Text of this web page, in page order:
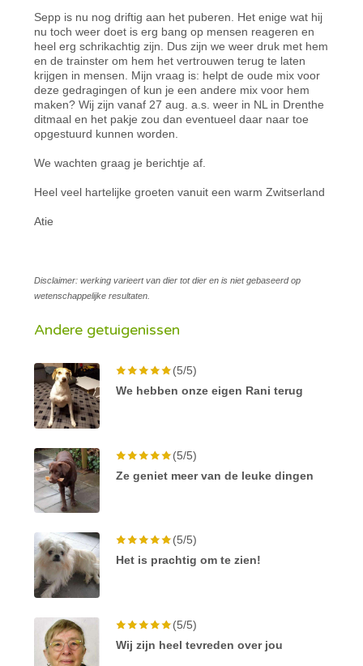
Sepp is nu nog driftig aan het puberen. Het enige wat hij
nu toch weer doet is erg bang op mensen reageren en
heel erg schrikachtig zijn. Dus zijn we weer druk met hem
en de trainster om hem het vertrouwen terug te laten
krijgen in mensen. Mijn vraag is: helpt de oude mix voor
deze gedragingen of kun je een andere mix voor hem
maken? Wij zijn vanaf 27 aug. a.s. weer in NL in Drenthe
ditmaal en het pakje zou dan eventueel daar naar toe
opgestuurd kunnen worden.
We wachten graag je berichtje af.
Heel veel hartelijke groeten vanuit een warm Zwitserland
Atie
Disclaimer: werking varieert van dier tot dier en is niet gebaseerd op
wetenschappelijke resultaten.
Andere getuigenissen
(5/5)
We hebben onze eigen Rani terug
(5/5)
Ze geniet meer van de leuke dingen
(5/5)
Het is prachtig om te zien!
(5/5)
Wij zijn heel tevreden over jou